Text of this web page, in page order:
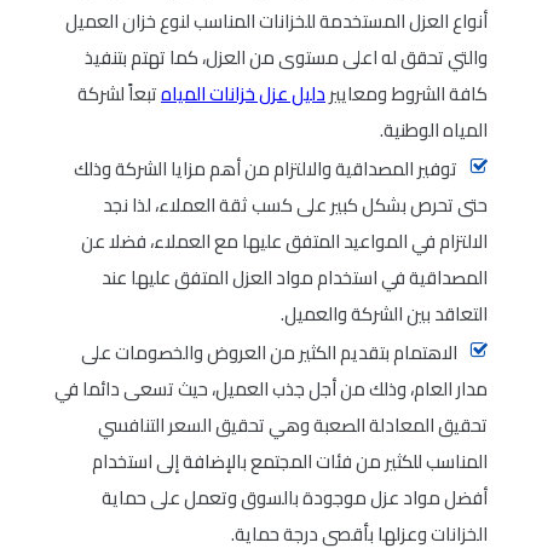
أنواع العزل المستخدمة للخزانات المناسب لنوع خزان العميل
والتي تحقق له اعلى مستوى من العزل، كما تهتم بتنفيذ
كافة الشروط ومعاييردليل عزل خزانات المياهتبعاً لشركة
المياه الوطنية.
توفير المصداقية والالتزام من أهم مزايا الشركة وذلك
حتى تحرص بشكل كبير على كسب ثقة العملاء، لذا نجد
الالتزام في المواعيد المتفق عليها مع العملاء، فضلا عن
المصداقية في استخدام مواد العزل المتفق عليها عند
التعاقد بين الشركة والعميل.
الاهتمام بتقديم الكثير من العروض والخصومات على
مدار العام، وذلك من أجل جذب العميل، حيث تسعى دائما في
تحقيق المعادلة الصعبة وهي تحقيق السعر التنافسي
المناسب للكثير من فئات المجتمع بالإضافة إلى استخدام
أفضل مواد عزل موجودة بالسوق وتعمل على حماية
الخزانات وعزلها بأقصى درجة حماية.